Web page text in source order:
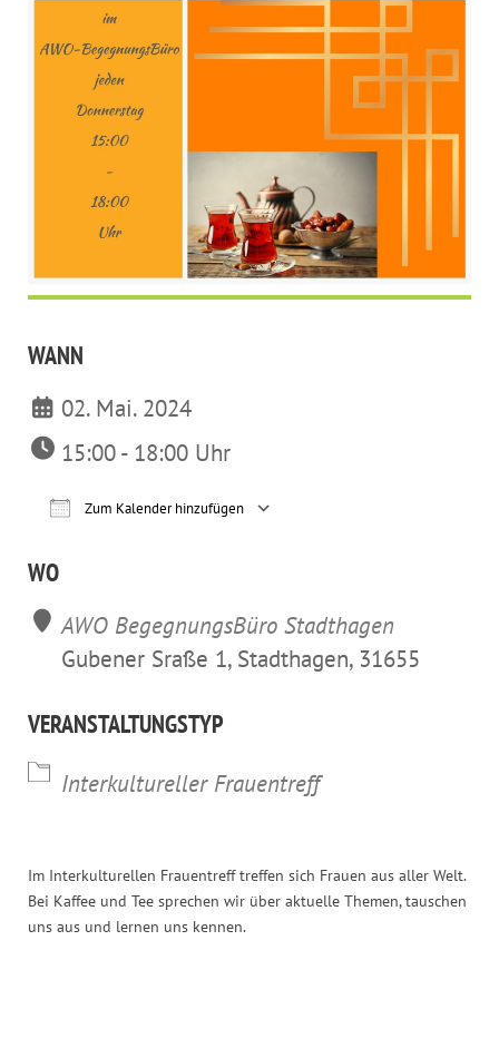
WANN
02. Mai. 2024
15:00 - 18:00 Uhr
Zum Kalender hinzufügen
WO
AWO BegegnungsBüro Stadthagen
Gubener Sraße 1, Stadthagen, 31655
VERANSTALTUNGSTYP
Interkultureller Frauentreff
Im Interkulturellen Frauentreff treffen sich Frauen aus aller Welt.
Bei Kaffee und Tee sprechen wir über aktuelle Themen, tauschen
uns aus und lernen uns kennen.